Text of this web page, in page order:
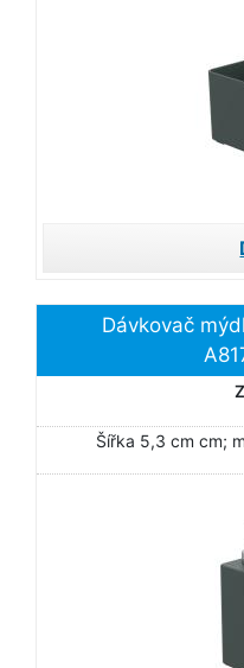
Dávkovač
Šířka 5,3 cm cm;